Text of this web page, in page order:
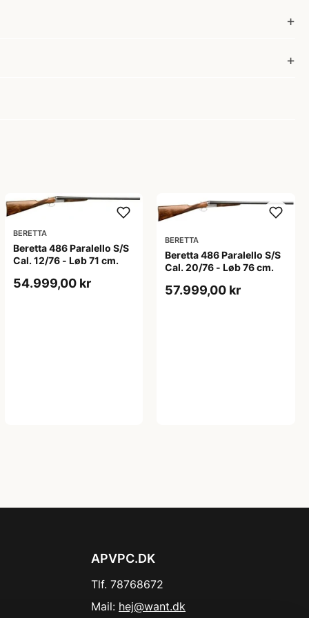
BERETTA
Beretta 486 Paralello S/S
Cal. 12/76 - Løb 71 cm.
54.999,00 kr
BERETTA
Beretta 486 Paralello S/S
Cal. 20/76 - Løb 76 cm.
57.999,00 kr
APVPC.DK
Tlf. 78768672
Mail: hej@want.dk